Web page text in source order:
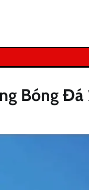
Bóng